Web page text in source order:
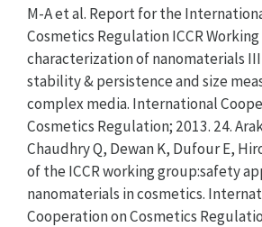
M-A et al. Report for the
Cosmetics Regulation ICCR Working
characterization of nanomaterials
stability & persistence and size
complex media. International
Cosmetics Regulation; 2013. 24.
Chaudhry Q, Dewan K, Dufour E,
of the ICCR working group:safety
nanomaterials in cosmetics.
Cooperation on Cosmetics